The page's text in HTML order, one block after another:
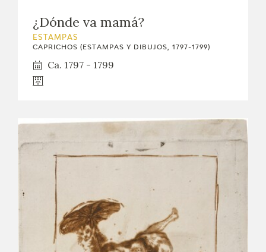
¿Dónde va mamá?
ESTAMPAS
CAPRICHOS (ESTAMPAS Y DIBUJOS, 1797-1799)
Ca. 1797 - 1799